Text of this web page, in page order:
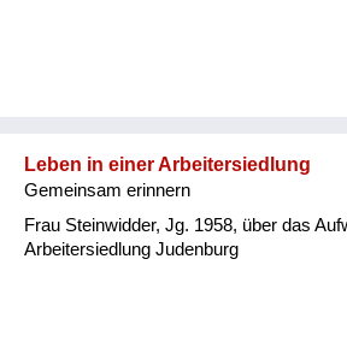
ein Elend war. Wenn Fliegeralarm sind
Leben in einer Arbeitersiedlung
Gemeinsam erinnern
Frau Steinwidder, Jg. 1958, über das
Arbeitersiedlung Judenburg